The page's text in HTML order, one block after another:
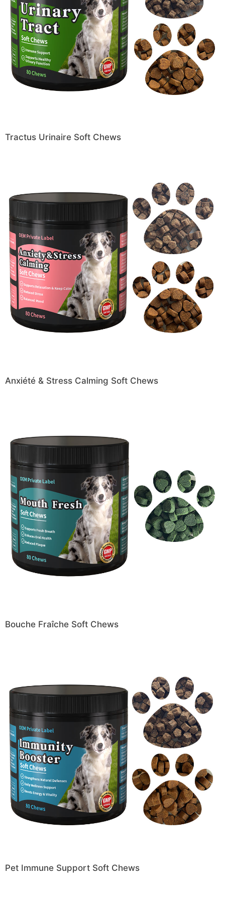
Tractus Urinaire Soft Chews
Anxiété & Stress Calming Soft Chews
Bouche Fraîche Soft Chews
Pet Immune Support Soft Chews